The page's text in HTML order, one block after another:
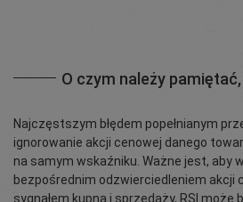
O czym należy
Najczęstszym błędem popełnianym
ignorowanie akcji cenowej danego
na samym wskaźniku. Ważne jest, aby
bezpośrednim odzwierciedleniem akcji
sygnałem kupna i sprzedaży, RSI może